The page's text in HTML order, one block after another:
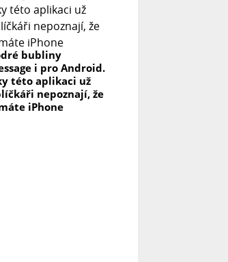
bubliny
i pro Android.
této aplikaci už
nepoznají, že
iPhone